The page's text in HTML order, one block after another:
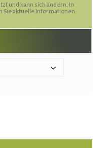
und kann sich ändern. In
Sie aktuelle Informationen